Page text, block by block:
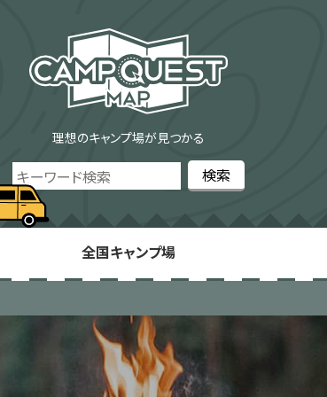
理想のキャンプ場が見つかる
全国キャンプ場